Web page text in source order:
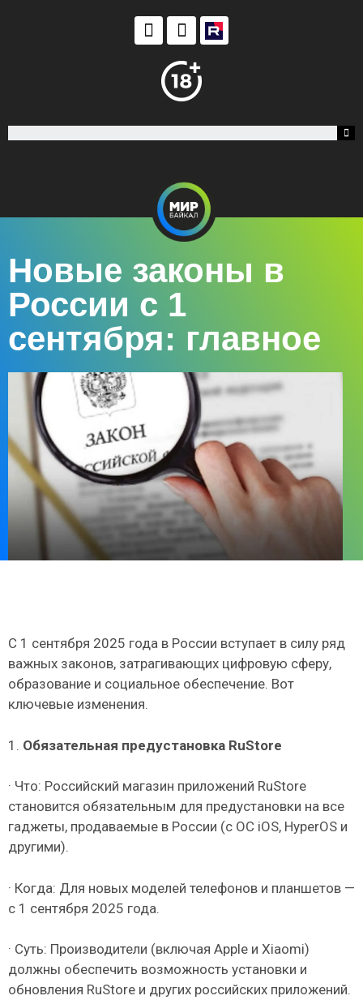
Новые законы в
России с 1
сентября: главное
С 1 сентября 2025 года в России вступает в силу ряд
важных законов, затрагивающих цифровую сферу,
образование и социальное обеспечение. Вот
ключевые изменения.
1. Обязательная предустановка RuStore
· Что: Российский магазин приложений RuStore
становится обязательным для предустановки на все
гаджеты, продаваемые в России (с ОС iOS, HyperOS и
другими).
· Когда: Для новых моделей телефонов и планшетов —
с 1 сентября 2025 года.
· Суть: Производители (включая Apple и Xiaomi)
должны обеспечить возможность установки и
обновления RuStore и других российских приложений.